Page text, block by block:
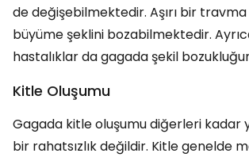
de değişebilmektedir. Aşırı bir travma
büyüme şeklini bozabilmektedir.
hastalıklar da gagada şekil
Kitle Oluşumu
Gagada kitle oluşumu diğerleri kadar
bir rahatsızlık değildir. Kitle genelde